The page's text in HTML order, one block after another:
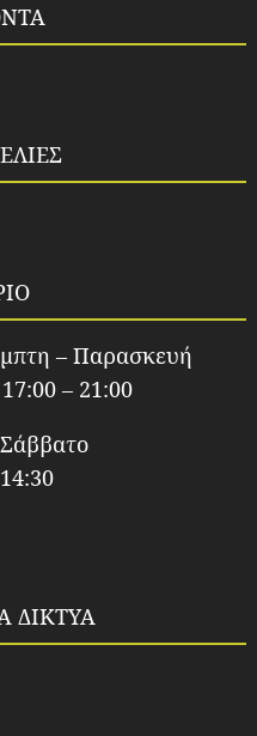
– Παρασκευή
– 21:00
ΔΙΚΤΥΑ